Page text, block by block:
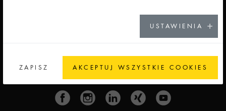
AKTUALNOŚCI
ZOBACZ WIĘCEJ
USTAWIENIA
ZAPISZ AKCEPTUJ WSZYSTKIE COOKIES